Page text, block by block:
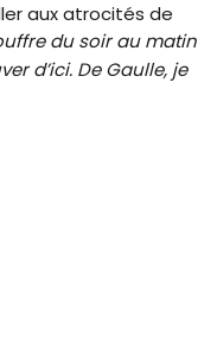
aux atrocités de
du soir au matin
d’ici. De Gaulle, je